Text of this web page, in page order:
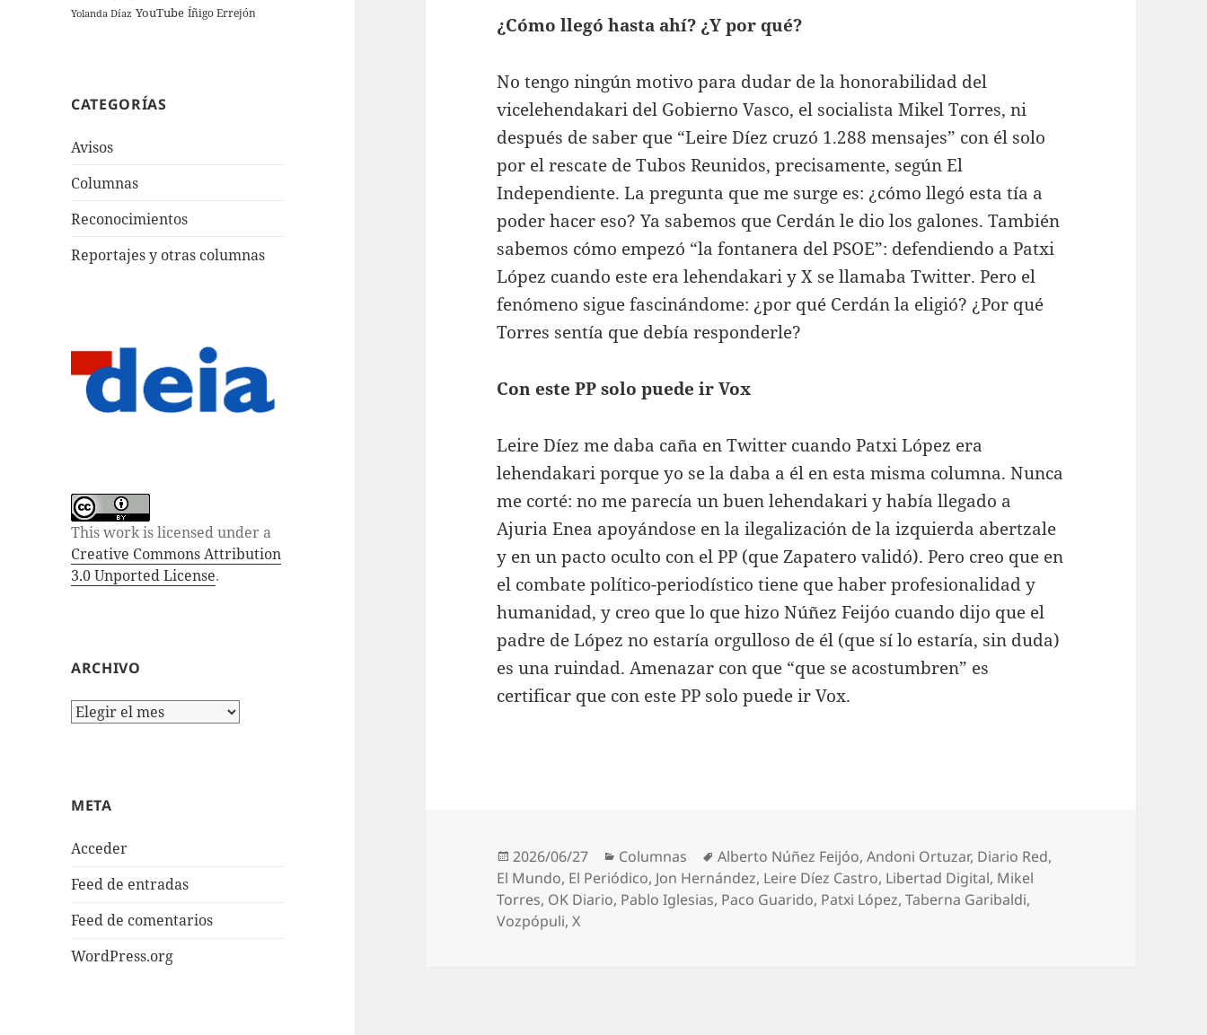
Yolanda Díaz YouTube Íñigo Errejón
CATEGORÍAS
Avisos
Columnas
Reconocimientos
Reportajes y otras columnas
This work is licensed under a
Creative Commons Attribution
3.0 Unported License.
ARCHIVO
Archivo
META
Acceder
Feed de entradas
Feed de comentarios
WordPress.org
¿Cómo llegó hasta ahí? ¿Y por qué?
No tengo ningún motivo para dudar de la honorabilidad del
vicelehendakari del Gobierno Vasco, el socialista Mikel Torres, ni
después de saber que “Leire Díez cruzó 1.288 mensajes” con él solo
por el rescate de Tubos Reunidos, precisamente, según El
Independiente. La pregunta que me surge es: ¿cómo llegó esta tía a
poder hacer eso? Ya sabemos que Cerdán le dio los galones. También
sabemos cómo empezó “la fontanera del PSOE”: defendiendo a Patxi
López cuando este era lehendakari y X se llamaba Twitter. Pero el
fenómeno sigue fascinándome: ¿por qué Cerdán la eligió? ¿Por qué
Torres sentía que debía responderle?
Con este PP solo puede ir Vox
Leire Díez me daba caña en Twitter cuando Patxi López era
lehendakari porque yo se la daba a él en esta misma columna. Nunca
me corté: no me parecía un buen lehendakari y había llegado a
Ajuria Enea apoyándose en la ilegalización de la izquierda abertzale
y en un pacto oculto con el PP (que Zapatero validó). Pero creo que en
el combate político-periodístico tiene que haber profesionalidad y
humanidad, y creo que lo que hizo Núñez Feijóo cuando dijo que el
padre de López no estaría orgulloso de él (que sí lo estaría, sin duda)
es una ruindad. Amenazar con que “que se acostumbren” es
certificar que con este PP solo puede ir Vox.
Publicado
el
2026/06/27 Categorías
Columnas Etiquetas
Alberto Núñez Feijóo,Andoni Ortuzar, Diario Red,
El Mundo, El Periódico, Jon Hernández, Leire Díez Castro, Libertad Digital, Mikel
Torres, OK Diario, Pablo Iglesias, Paco Guarido, Patxi López,Taberna Garibaldi,
Vozpópuli,X